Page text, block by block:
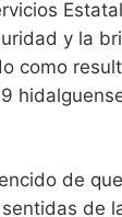
y la
como
de
de